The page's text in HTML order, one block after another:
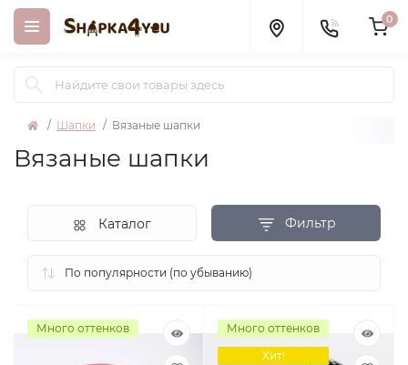
0
Шапки Вязаные шапки
Вязаные шапки
Фильтр
Каталог
Много оттенков
Много оттенков
Хит!